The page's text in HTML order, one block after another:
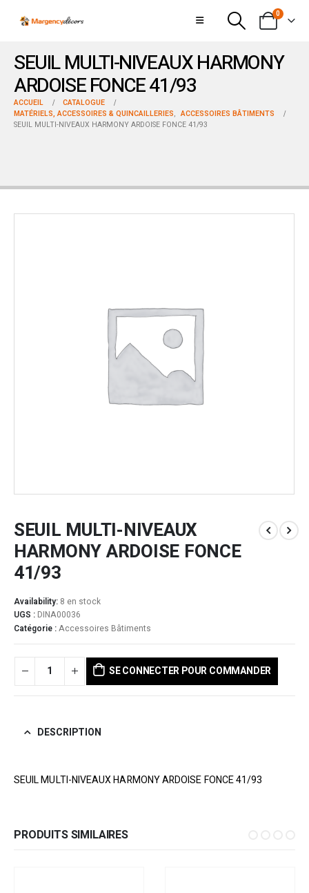
0
SEUIL MULTI-NIVEAUX HARMONY
ARDOISE FONCE 41/93
ACCUEIL
CATALOGUE
MATÉRIELS, ACCESSOIRES & QUINCAILLERIES, ACCESSOIRES BÂTIMENTS
SEUIL MULTI-NIVEAUX HARMONY ARDOISE FONCE 41/93
SEUIL MULTI-NIVEAUX
HARMONY ARDOISE FONCE
41/93
Availability: 8 en stock
UGS : DINA00036
Catégorie :Accessoires Bâtiments
SE CONNECTER POUR COMMANDER
DESCRIPTION
SEUIL MULTI-NIVEAUX HARMONY ARDOISE FONCE 41/93
PRODUITS SIMILAIRES